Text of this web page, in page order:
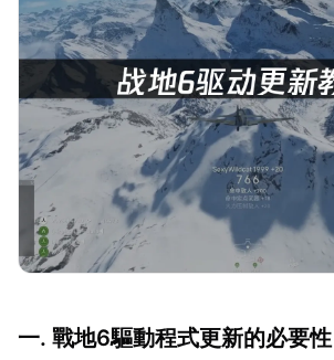
一. 戰地6驅動程式更新的必要性